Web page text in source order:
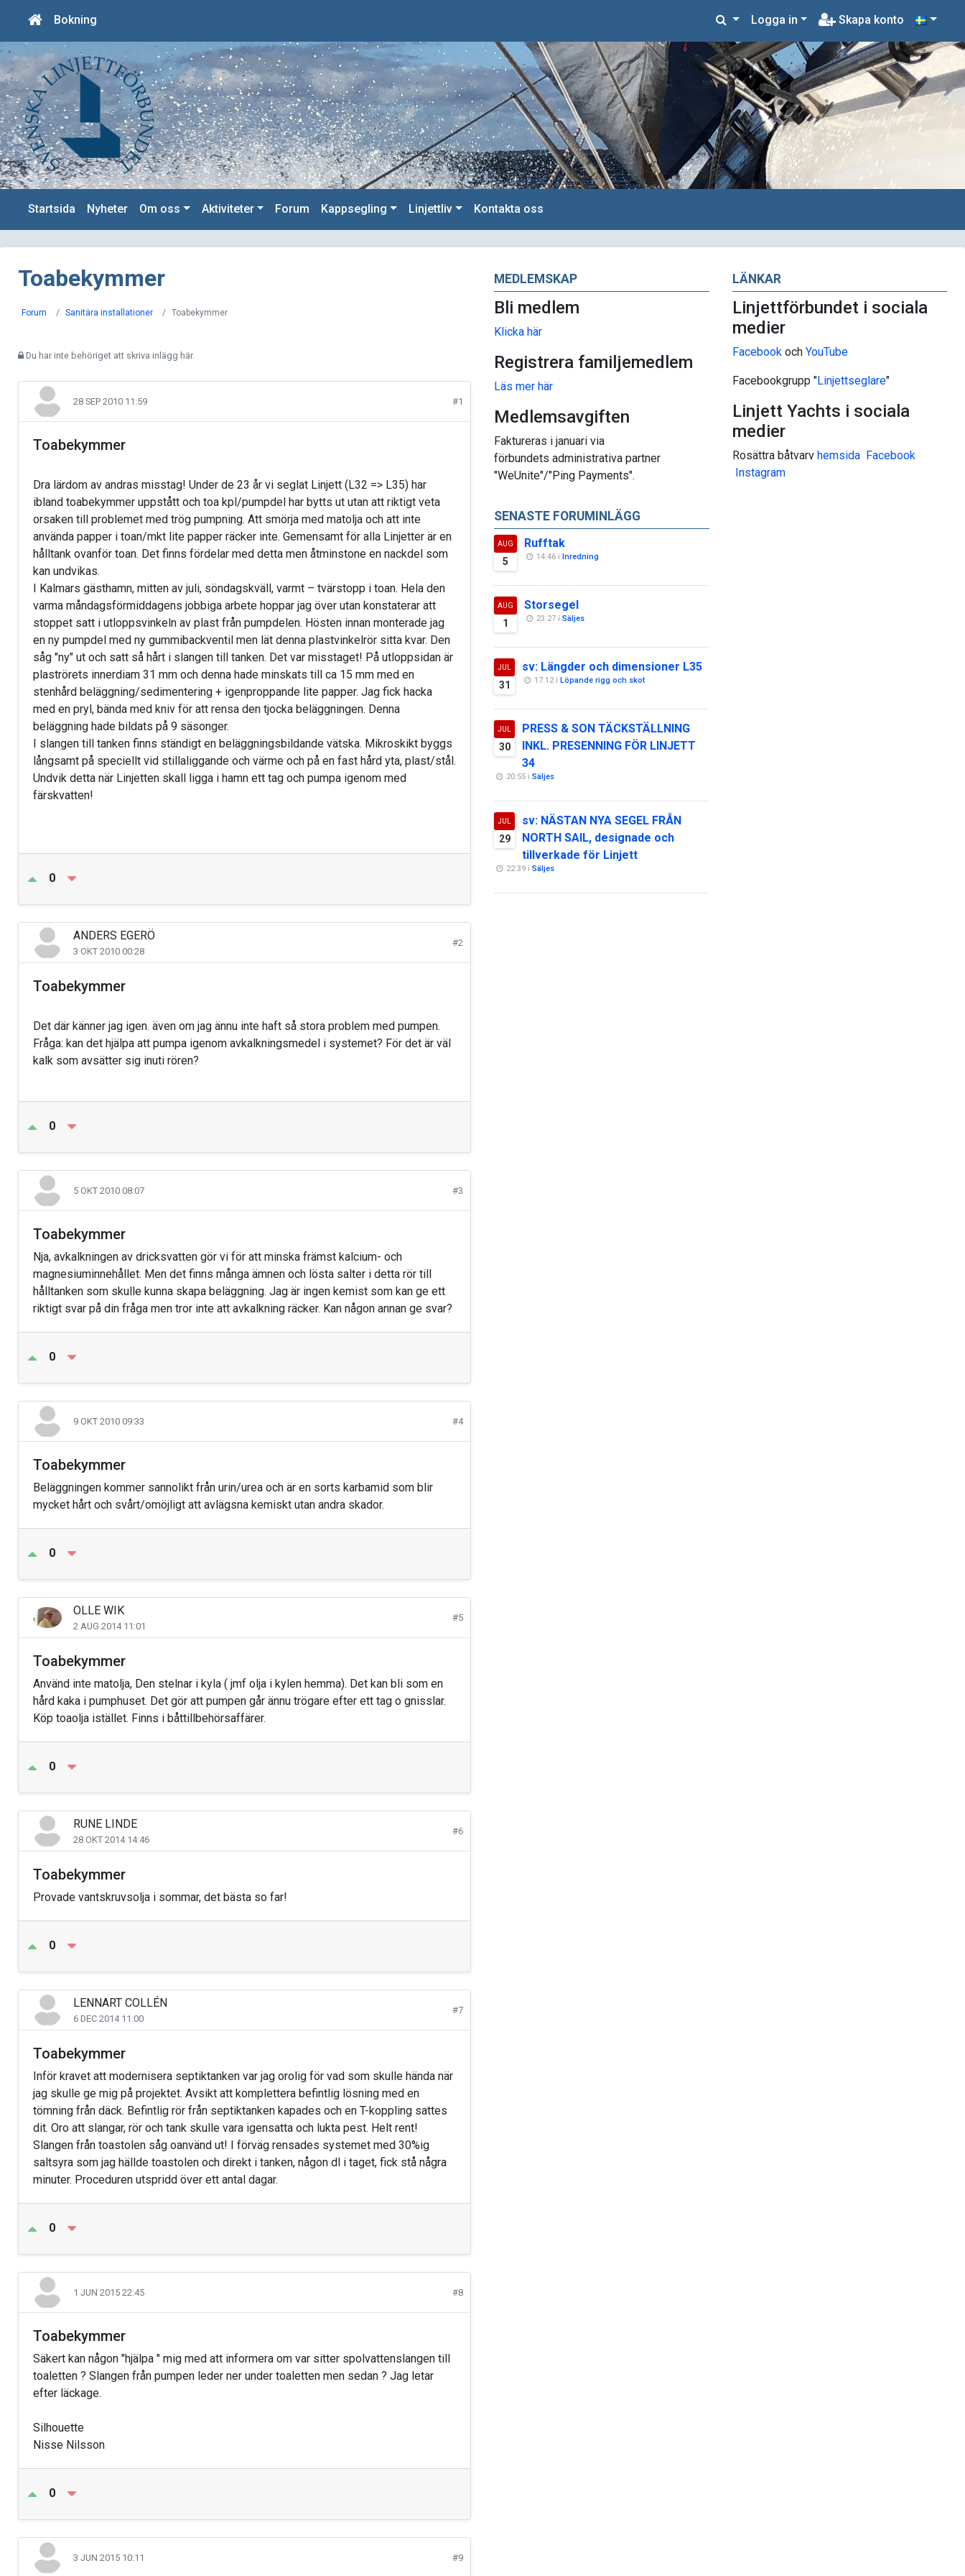
Bokning Logga in Skapa konto
Startsida Nyheter Om oss Aktiviteter Forum Kappsegling Linjettliv Kontakta oss
MEDLEMSKAP
Bli medlem
Klicka här
Registrera familjemedlem
Läs mer här
Medlemsavgiften
Faktureras i januari via
förbundets administrativa partner
"WeUnite"/"Ping Payments".
SENASTE FORUMINLÄGG
AUG
5
Rufftak
14:46 iInredning
AUG
1
Storsegel
23:27 iSäljes
JUL
31
sv: Längder och dimensioner L35
17:12 iLöpande rigg och skot
JUL
30
PRESS & SON TÄCKSTÄLLNING
INKL. PRESENNING FÖR LINJETT
34
20:55 iSäljes
JUL
29
sv: NÄSTAN NYA SEGEL FRÅN
NORTH SAIL, designade och
tillverkade för Linjett
22:39 iSäljes
Toabekymmer
Forum Sanitära installationer Toabekymmer
Du har inte behöriget att skriva inlägg här.
28 SEP 2010 11:59 #1
Toabekymmer
Dra lärdom av andras misstag! Under de 23 år vi seglat Linjett (L32 => L35) har
ibland toabekymmer uppstått och toa kpl/pumpdel har bytts ut utan att riktigt veta
orsaken till problemet med trög pumpning. Att smörja med matolja och att inte
använda papper i toan/mkt lite papper räcker inte. Gemensamt för alla Linjetter är en
hålltank ovanför toan. Det finns fördelar med detta men åtminstone en nackdel som
kan undvikas.
I Kalmars gästhamn, mitten av juli, söndagskväll, varmt – tvärstopp i toan. Hela den
varma måndagsförmiddagens jobbiga arbete hoppar jag över utan konstaterar att
stoppet satt i utloppsvinkeln av plast från pumpdelen. Hösten innan monterade jag
en ny pumpdel med ny gummibackventil men lät denna plastvinkelrör sitta kvar. Den
såg "ny" ut och satt så hårt i slangen till tanken. Det var misstaget! På utloppsidan är
plaströrets innerdiam 31 mm och denna hade minskats till ca 15 mm med en
stenhård beläggning/sedimentering + igenproppande lite papper. Jag fick hacka
med en pryl, bända med kniv för att rensa den tjocka beläggningen. Denna
beläggning hade bildats på 9 säsonger.
I slangen till tanken finns ständigt en beläggningsbildande vätska. Mikroskikt byggs
långsamt på speciellt vid stillaliggande och värme och på en fast hård yta, plast/stål.
Undvik detta när Linjetten skall ligga i hamn ett tag och pumpa igenom med
färskvatten!
0
ANDERS EGERÖ
3 OKT 2010 00:28
#2
Toabekymmer
Det där känner jag igen. även om jag ännu inte haft så stora problem med pumpen.
Fråga: kan det hjälpa att pumpa igenom avkalkningsmedel i systemet? För det är väl
kalk som avsätter sig inuti rören?
0
5 OKT 2010 08:07 #3
Toabekymmer
Nja, avkalkningen av dricksvatten gör vi för att minska främst kalcium- och
magnesiuminnehållet. Men det finns många ämnen och lösta salter i detta rör till
hålltanken som skulle kunna skapa beläggning. Jag är ingen kemist som kan ge ett
riktigt svar på din fråga men tror inte att avkalkning räcker. Kan någon annan ge svar?
0
9 OKT 2010 09:33 #4
Toabekymmer
Beläggningen kommer sannolikt från urin/urea och är en sorts karbamid som blir
mycket hårt och svårt/omöjligt att avlägsna kemiskt utan andra skador.
0
OLLE WIK
2 AUG 2014 11:01
#5
Toabekymmer
Använd inte matolja, Den stelnar i kyla ( jmf olja i kylen hemma). Det kan bli som en
hård kaka i pumphuset. Det gör att pumpen går ännu trögare efter ett tag o gnisslar.
Köp toaolja istället. Finns i båttillbehörsaffärer.
0
RUNE LINDE
28 OKT 2014 14:46
#6
Toabekymmer
Provade vantskruvsolja i sommar, det bästa so far!
0
LENNART COLLÉN
6 DEC 2014 11:00
#7
Toabekymmer
Inför kravet att modernisera septiktanken var jag orolig för vad som skulle hända när
jag skulle ge mig på projektet. Avsikt att komplettera befintlig lösning med en
tömning från däck. Befintlig rör från septiktanken kapades och en T-koppling sattes
dit. Oro att slangar, rör och tank skulle vara igensatta och lukta pest. Helt rent!
Slangen från toastolen såg oanvänd ut! I förväg rensades systemet med 30%ig
saltsyra som jag hällde toastolen och direkt i tanken, någon dl i taget, fick stå några
minuter. Proceduren utspridd över ett antal dagar.
0
1 JUN 2015 22:45 #8
Toabekymmer
Säkert kan någon "hjälpa " mig med att informera om var sitter spolvattenslangen till
toaletten ? Slangen från pumpen leder ner under toaletten men sedan ? Jag letar
efter läckage.
Silhouette
Nisse Nilsson
0
3 JUN 2015 10:11 #9
LÄNKAR
Linjettförbundet i sociala
medier
Facebookoch YouTube
Facebookgrupp "Linjettseglare"
Linjett Yachts i sociala
medier
Rosättra båtvarv hemsida Facebook
Instagram